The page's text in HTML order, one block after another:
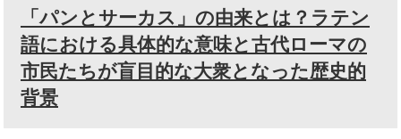
「パンとサーカス」の由来とは？ラテン
語における具体的な意味と古代ローマの
市民たちが盲目的な大衆となった歴史的
背景